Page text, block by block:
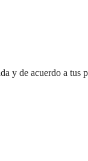
y de acuerdo a